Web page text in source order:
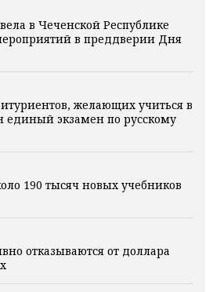
в Чеченской Республике
в преддверии Дня
желающих учиться в
единый экзамен по русскому
190 тысяч новых учебников
отказываются от доллара